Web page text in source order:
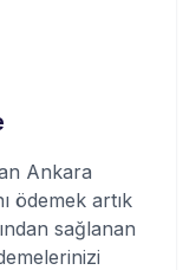
Ankara
ödemek artık
sağlanan